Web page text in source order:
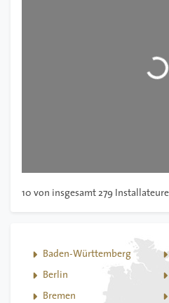
10 von insgesamt 279
Baden-Württemberg
Berlin
Bremen